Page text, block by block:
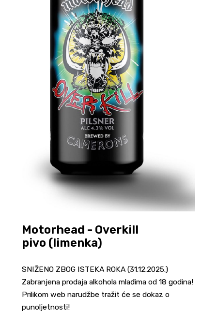
Motorhead - Overkill
pivo (limenka)
SNIŽENO ZBOG ISTEKA ROKA (31.12.2025.)
Zabranjena prodaja alkohola mlađima od 18 godina!
Prilikom web narudžbe tražit će se dokaz o
punoljetnosti!